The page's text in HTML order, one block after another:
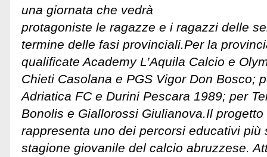
una giornata che vedrà
protagoniste le ragazze e i ragazzi delle
termine delle fasi provinciali.Per la
qualificate Academy L’Aquila Calcio e
Chieti Casolana e PGS Vigor Don Bosco;
Adriatica FC e Durini Pescara 1989; per
Bonolis e Giallorossi Giulianova. Il
rappresenta uno dei percorsi educativi più
stagione giovanile del calcio abruzzese.